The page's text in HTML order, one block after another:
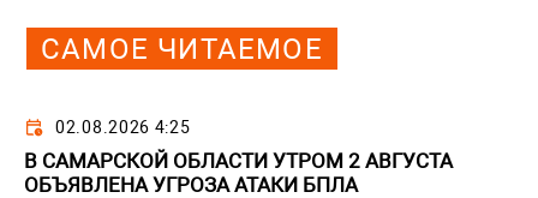
САМОЕ ЧИТАЕМОЕ
02.08.2026 4:25
В САМАРСКОЙ ОБЛАСТИ УТРОМ 2 АВГУСТА
ОБЪЯВЛЕНА УГРОЗА АТАКИ БПЛА